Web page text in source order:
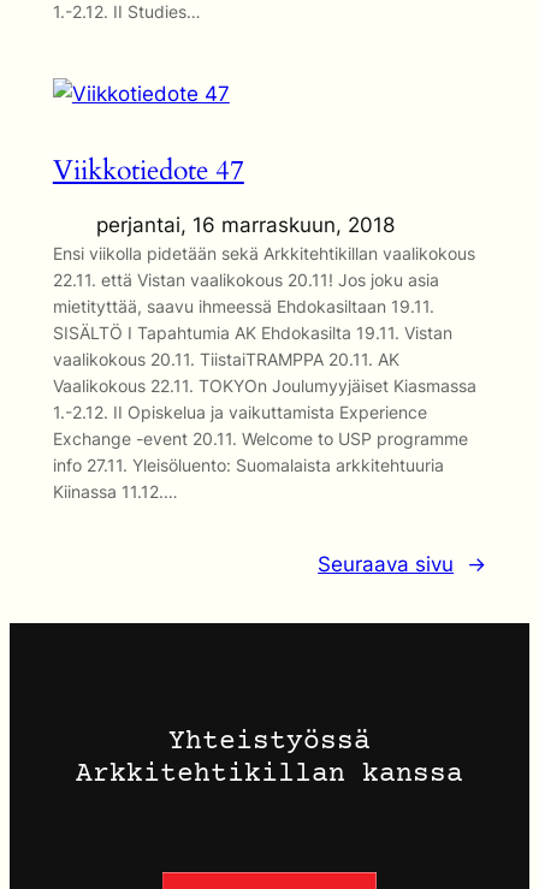
1.-2.12. II Studies…
Viikkotiedote 47
perjantai, 16 marraskuun, 2018
Ensi viikolla pidetään sekä Arkkitehtikillan vaalikokous
22.11. että Vistan vaalikokous 20.11! Jos joku asia
mietityttää, saavu ihmeessä Ehdokasiltaan 19.11.
SISÄLTÖ I Tapahtumia AK Ehdokasilta 19.11. Vistan
vaalikokous 20.11. TiistaiTRAMPPA 20.11. AK
Vaalikokous 22.11. TOKYOn Joulumyyjäiset Kiasmassa
1.-2.12. II Opiskelua ja vaikuttamista Experience
Exchange -event 20.11. Welcome to USP programme
info 27.11. Yleisöluento: Suomalaista arkkitehtuuria
Kiinassa 11.12.…
Seuraava sivu →
Yhteistyössä
Arkkitehtikillan kanssa